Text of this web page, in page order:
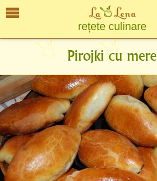
rețete culinare
Pirojki cu mere